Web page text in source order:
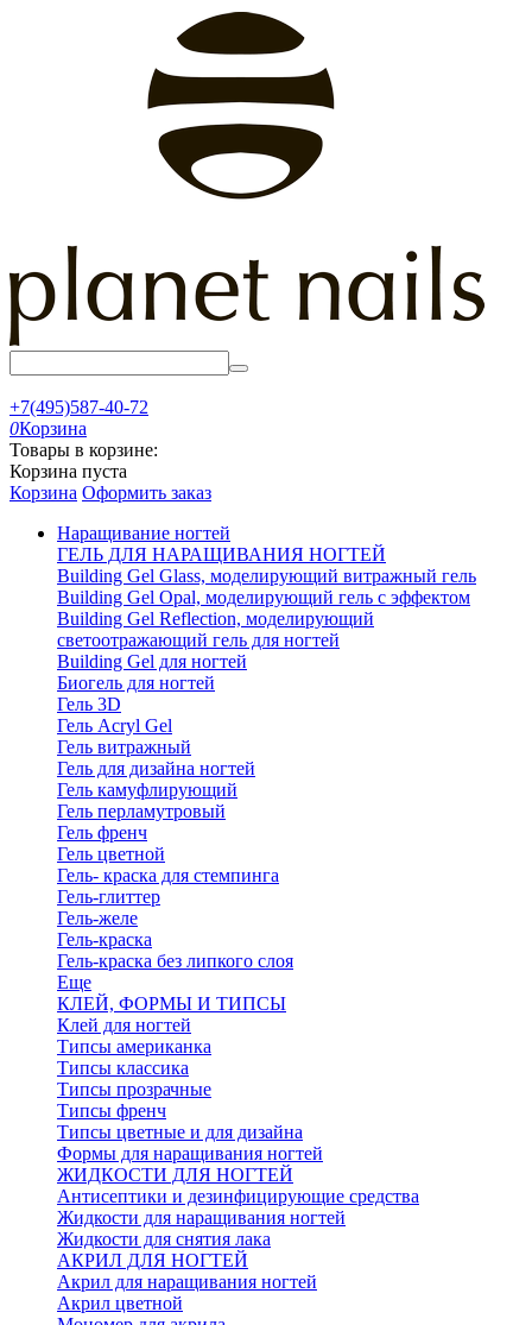
+7(495)587-40-72
0Корзина
Товары в корзине:
Корзина пуста
Корзина Оформить заказ
Наращивание ногтей
ГЕЛЬ ДЛЯ НАРАЩИВАНИЯ НОГТЕЙ
Building Gel Glass, моделирующий витражный гель
Building Gel Opal, моделирующий гель с эффектом
Building Gel Reflection, моделирующий
светоотражающий гель для ногтей
Building Gel для ногтей
Биогель для ногтей
Гель 3D
Гель Acryl Gel
Гель витражный
Гель для дизайна ногтей
Гель камуфлирующий
Гель перламутровый
Гель френч
Гель цветной
Гель- краска для стемпинга
Гель-глиттер
Гель-желе
Гель-краска
Гель-краска без липкого слоя
Еще
КЛЕЙ, ФОРМЫ И ТИПСЫ
Клей для ногтей
Типсы американка
Типсы классика
Типсы прозрачные
Типсы френч
Типсы цветные и для дизайна
Формы для наращивания ногтей
ЖИДКОСТИ ДЛЯ НОГТЕЙ
Антисептики и дезинфицирующие средства
Жидкости для наращивания ногтей
Жидкости для снятия лака
АКРИЛ ДЛЯ НОГТЕЙ
Акрил для наращивания ногтей
Акрил цветной